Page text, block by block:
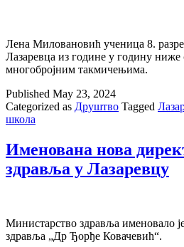
Лена Миловановић ученица 8.
Лазаревца из године у годину ниже
многобројним такмичењима.
Published May 23, 2024
Categorized as Друштво Tagged
школа
Именована нова
здравља у Лазаревцу
Mинистарство здравља именовало
здравља „Др Ђорђе Ковачевић“.